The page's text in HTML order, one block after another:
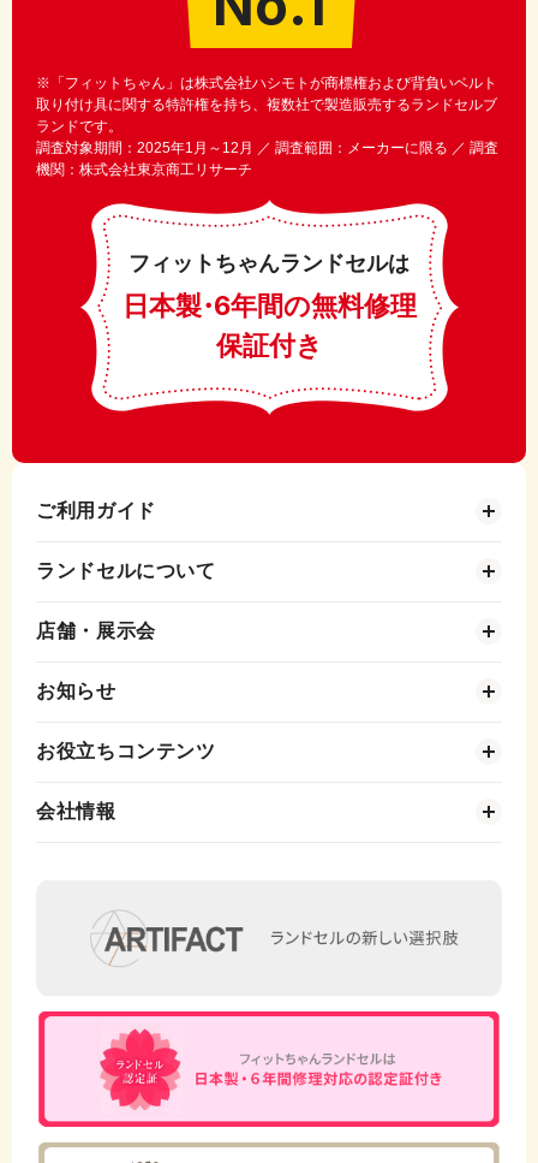
※「フィットちゃん」は株式会社ハシモトが商標権および背負いベルト
取り付け具に関する特許権を持ち、複数社で製造販売するランドセルブ
ランドです。
調査対象期間：2025年1月～12月 ／ 調査範囲：メーカーに限る ／ 調査
機関：株式会社東京商工リサーチ
フィットちゃんランドセルは
日本製・6年間の無料修理
保証付き
ご利用ガイド
ランドセルについて
店舗・展示会
お知らせ
お役立ちコンテンツ
会社情報